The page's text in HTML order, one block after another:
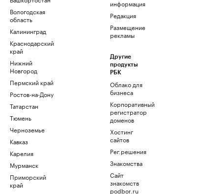
Вологодская
область
Калининград
Краснодарский
край
Нижний
Новгород
Пермский край
Ростов-на-Дону
Татарстан
Тюмень
Черноземье
Кавказ
Карелия
Мурманск
Приморский
край
информация
Редакция
Размещение
рекламы
Другие
продукты
РБК
Облако для
бизнеса
Корпоративный
регистратор
доменов
Хостинг
сайтов
Рег.решения
Знакомства
Сайт
знакомств
podbor.ru